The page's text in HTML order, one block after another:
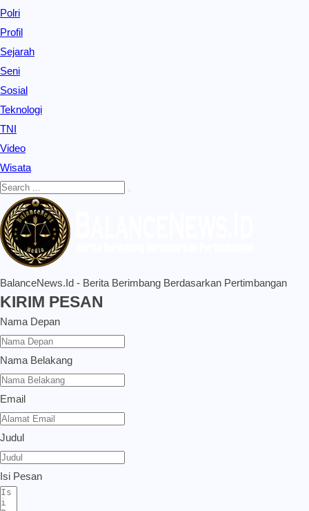
Polri
Profil
Sejarah
Seni
Sosial
Teknologi
TNI
Video
Wisata
BalanceNews.Id - Berita Berimbang Berdasarkan Pertimbangan
KIRIM PESAN
Nama Depan
Nama Belakang
Email
Judul
Isi Pesan